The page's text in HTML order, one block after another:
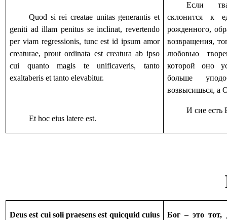
Quod si rei creatae unitas generantis et
geniti ad illam penitus se inclinat, revertendo
per viam regressionis, tunc est id ipsum amor
creaturae, prout ordinata est creatura ab ipso
cui quanto magis te unificaveris, tanto
exaltaberis et tanto elevabitur.
Et hoc eius latere est.
Если
склонится к
рожденного,
возвращения,
любовью
которой оно
больше
возвысишься, а
И сие есть
Deus est cui soli praesens est quicquid cuius
Бог – это тот,